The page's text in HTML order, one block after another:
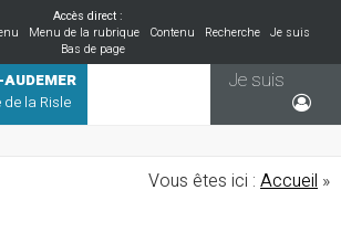
Accès direct :
Menu de la rubrique Contenu Recherche
Je suis
Bas de page
la Risle
Je suis
Vous êtes ici : Accueil »